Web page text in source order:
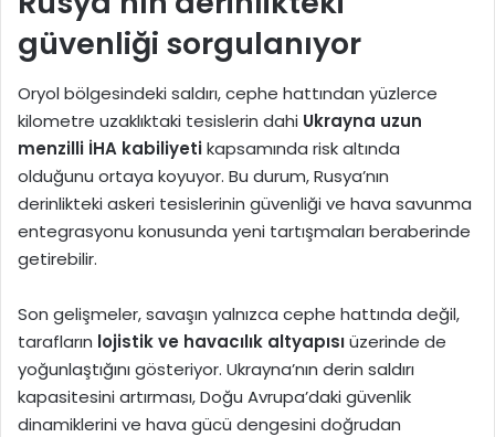
güvenliği sorgulanıyor
Oryol bölgesindeki saldırı, cephe hattından yüzlerce
kilometre uzaklıktaki tesislerin dahi Ukrayna uzun
menzilli İHA kabiliyetikapsamında risk altında
olduğunu ortaya koyuyor. Bu durum, Rusya’nın
derinlikteki askeri tesislerinin güvenliği ve hava savunma
entegrasyonu konusunda yeni tartışmaları beraberinde
getirebilir.
Son gelişmeler, savaşın yalnızca cephe hattında değil,
tarafların lojistik ve havacılık altyapısıüzerinde de
yoğunlaştığını gösteriyor. Ukrayna’nın derin saldırı
kapasitesini artırması, Doğu Avrupa’daki güvenlik
dinamiklerini ve hava gücü dengesini doğrudan